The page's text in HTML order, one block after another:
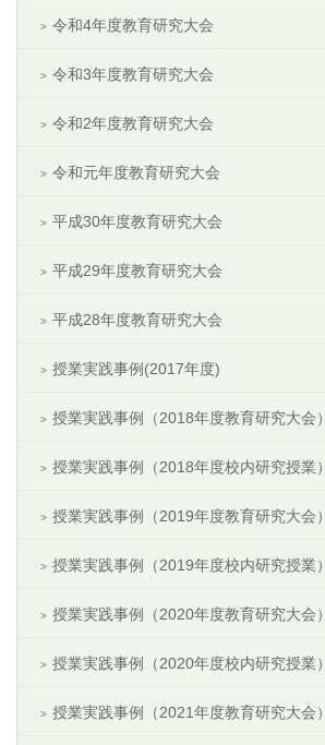
令和4年度教育研究大会
令和3年度教育研究大会
令和2年度教育研究大会
令和元年度教育研究大会
平成30年度教育研究大会
平成29年度教育研究大会
平成28年度教育研究大会
授業実践事例(2017年度)
授業実践事例（2018年度教育研究大会）
授業実践事例（2018年度校内研究授業）
授業実践事例（2019年度教育研究大会）
授業実践事例（2019年度校内研究授業）
授業実践事例（2020年度教育研究大会）
授業実践事例（2020年度校内研究授業）
授業実践事例（2021年度教育研究大会）